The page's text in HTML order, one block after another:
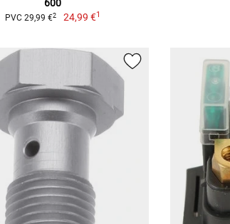
600
PVC 29,99 €2 24,99 €1